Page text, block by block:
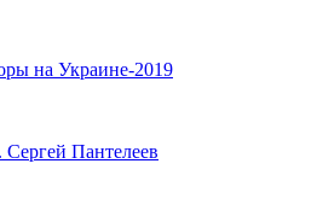
на Украине-2019
Пантелеев